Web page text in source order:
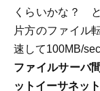
くらいかな？
片方のファイル
速して100MB/
ファイルサーバ
ットイーサネッ